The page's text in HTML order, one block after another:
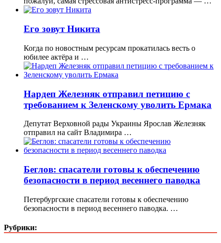
Его зовут Никита
Когда по новостным ресурсам прокатилась весть о
юбилее актёра и …
Нардеп Железняк отправил петицию с
требованием к Зеленскому уволить Ермака
Депутат Верховной рады Украины Ярослав Железняк
отправил на сайт Владимира …
Беглов: спасатели готовы к обеспечению
безопасности в период весеннего паводка
Петербургские спасатели готовы к обеспечению
безопасности в период весеннего паводка. …
Рубрики: